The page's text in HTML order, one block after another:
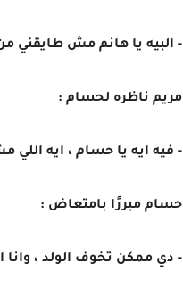
- البيه يا هانم مش طايقني
مريم ناظره لحسام :
- فيه ايه يا حسام ، ايه
حسام مبررًا بامتعاض :
- دي ممكن تخوف الولد ،